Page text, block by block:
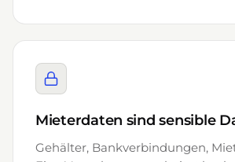
Mieterdaten sind sensible
Gehälter, Bankverbindungen,